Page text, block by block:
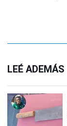
LEÉ ADEMÁS